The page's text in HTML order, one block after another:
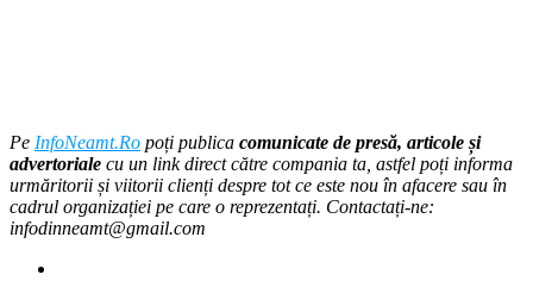
Pe InfoNeamt.Ro poți publica comunicate de presă, articole și
advertoriale cu un link direct către compania ta, astfel poți informa
urmăritorii și viitorii clienți despre tot ce este nou în afacere sau în
cadrul organizației pe care o reprezentați. Contactați-ne:
infodinneamt@gmail.com